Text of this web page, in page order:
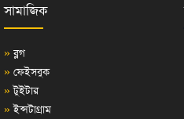
সামাজিক
» ব্লগ
» ফেইসবুক
» টুইটার
» ইন্সটাগ্রাম